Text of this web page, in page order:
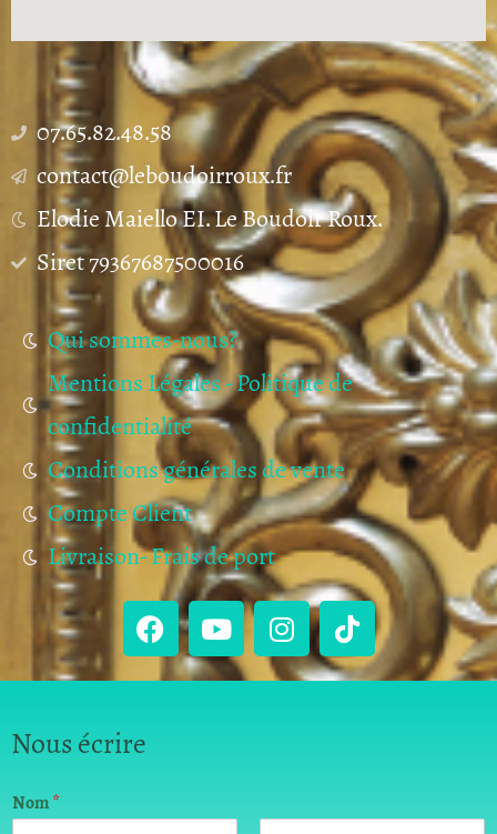
07.65.82.48.58
contact@leboudoirroux.fr
Elodie Maiello EI. Le Boudoir Roux.
Siret 79367687500016
Qui sommes-nous?
Mentions Légales - Politique de
confidentialité
Conditions générales de vente
Compte Client
Livraison- Frais de port
Nous écrire
Nom*